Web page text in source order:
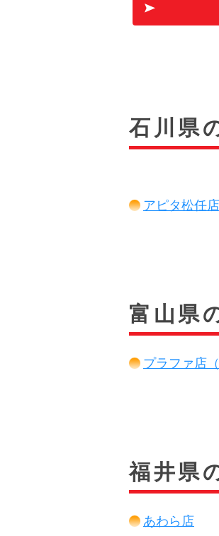
石川県
アピタ松任店
富山県
プラファ店
福井県
あわら店